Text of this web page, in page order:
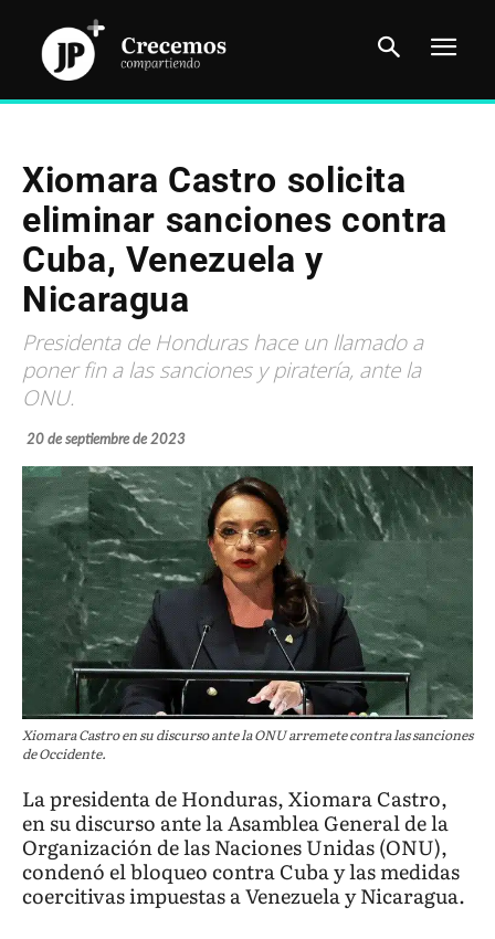
Xiomara Castro solicita
eliminar sanciones contra
Cuba, Venezuela y
Nicaragua
Presidenta de Honduras hace un llamado a
poner fin a las sanciones y piratería, ante la
ONU.
20 de septiembre de 2023
Xiomara Castro en su discurso ante la ONU arremete contra las sanciones
de Occidente.
La presidenta de Honduras, Xiomara Castro,
en su discurso ante la Asamblea General de la
Organización de las Naciones Unidas (ONU),
condenó el bloqueo contra Cuba y las medidas
coercitivas impuestas a Venezuela y Nicaragua.